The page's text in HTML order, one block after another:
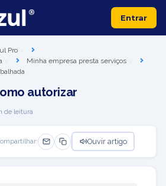
Entrar
Pro
Minha empresa presta serviços
autorizar
de leitura
Ouvir artigo